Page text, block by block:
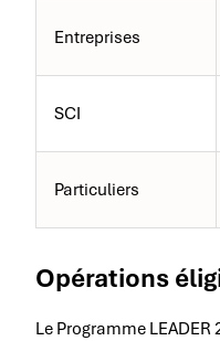
Entreprises
SCI
Particuliers
Opérations
Le Programme